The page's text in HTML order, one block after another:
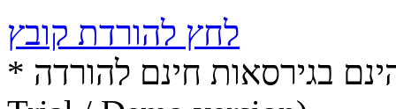
לחץ להורדת קובץ
* התכנים הינם בגירסאות חינם להורדה (Free game / software,